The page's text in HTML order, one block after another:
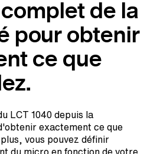
de la
pour obtenir
ce que
LCT 1040 depuis la
exactement ce que
vous pouvez définir